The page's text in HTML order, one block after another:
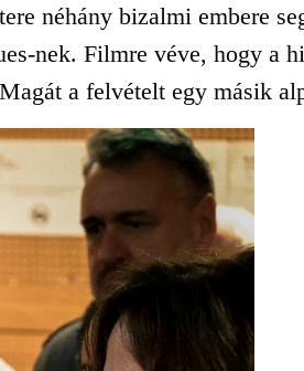
néhány bizalmi embere
nek. Filmre véve, hogy a
a felvételt egy másik